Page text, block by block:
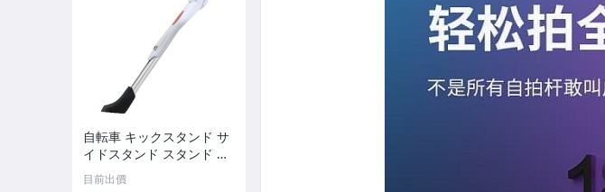
自転車 キックスタンド サ
イドスタンド スタンド マ
ウンテンバイク ロードバ
イク 長さ 調整 34cm-38c
目前出價